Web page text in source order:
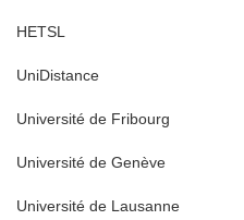
HETSL
UniDistance
Université de Fribourg
Université de Genève
Université de Lausanne